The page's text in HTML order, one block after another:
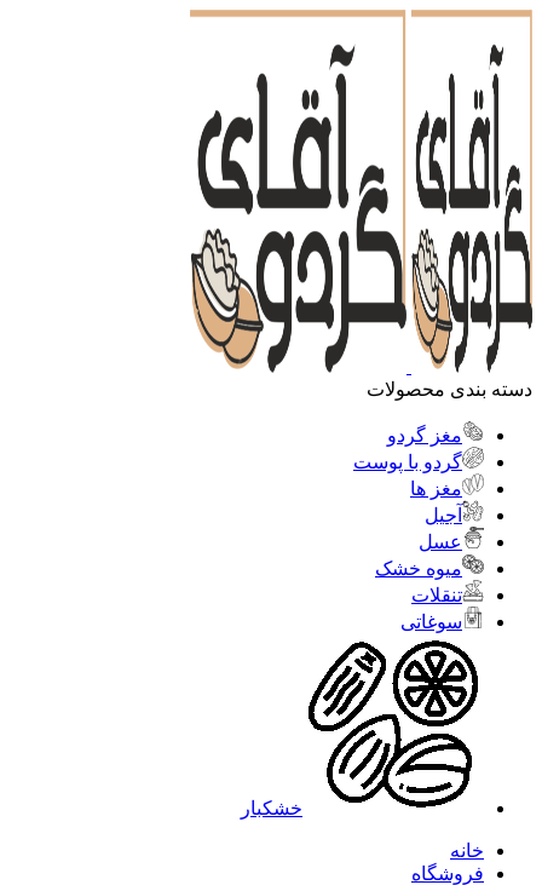
دسته بندی محصولات
مغز گردو
گردو با پوست
مغز ها
آجیل
عسل
میوه خشک
تنقلات
سوغاتی
خشکبار
خانه
فروشگاه